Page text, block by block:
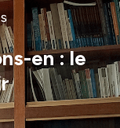
en : le